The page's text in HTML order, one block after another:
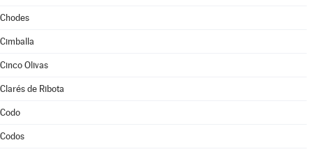
Chodes
Cimballa
Cinco Olivas
Clarés de Ribota
Codo
Codos